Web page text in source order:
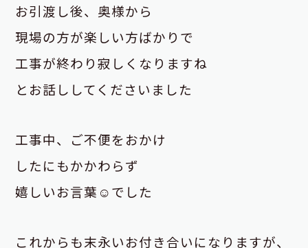
お引渡し後、奥様から
現場の方が楽しい方ばかりで
工事が終わり寂しくなりますね
とお話ししてくださいました
工事中、ご不便をおかけ
したにもかかわらず
嬉しいお言葉☺でした
これからも末永いお付き合いになりますが、